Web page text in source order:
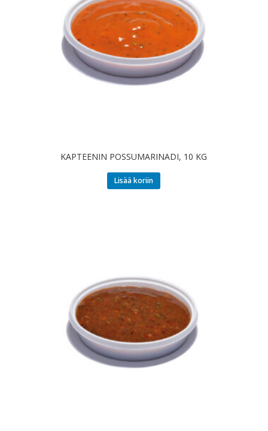
KAPTEENIN POSSUMARINADI, 10 KG
Lisää koriin